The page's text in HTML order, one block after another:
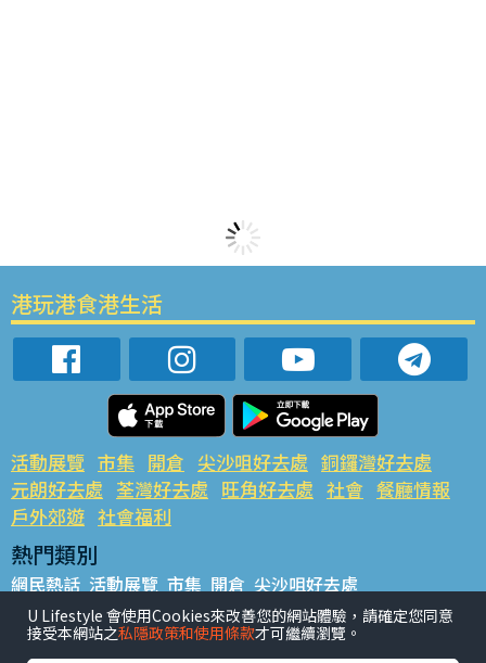
港玩港食港生活
活動展覽 市集 開倉 尖沙咀好去處 銅鑼灣好去處
元朗好去處 荃灣好去處 旺角好去處 社會 餐廳情報
戶外郊遊 社會福利
熱門類別
網民熱話 活動展覽 市集 開倉 尖沙咀好去處
銅鑼灣好去處 元朗好去處 荃灣好去處 旺角好去處 社會
餐廳情報 戶外郊遊
U Lifestyle 會使用Cookies來改善您的網站體驗，請確定您同意
接受本網站之私隱政策和使用條款才可繼續瀏覽。